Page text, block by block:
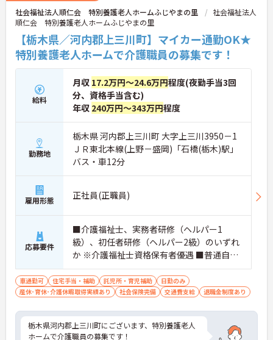
社会福祉法人順仁会 特別養護老人ホームふじやまの里
社会福祉法人
順仁会 特別養護老人ホームふじやまの里
【栃木県／河内郡上三川町】マイカー通勤OK★
特別養護老人ホームで介護職員の募集です！
給料
月収 17.2万円～24.6万円程度(夜勤手当3回
分、資格手当含む)
年収 240万円～343万円程度
勤務地
栃木県 河内郡上三川町 大字上三川3950－1
ＪＲ東北本線(上野－盛岡)「石橋(栃木)駅」
バス・車12分
雇用形態 正社員(正職員)
応募要件
■介護福祉士、実務者研修（ヘルパー1
級）、初任者研修（ヘルパー2級）のいずれ
か ※介護福祉士資格保有者優遇 ■普通自動
車運転免許(AT限定可)
車通勤可 住宅手当・補助 託児所・育児補助
日勤のみ
産休･育休･介護休暇取得実績あり
社会保険完備 交通費支給 退職金制度あり
栃木県河内郡上三川町にございます、特別養護老人
ホームで介護職員の募集です！